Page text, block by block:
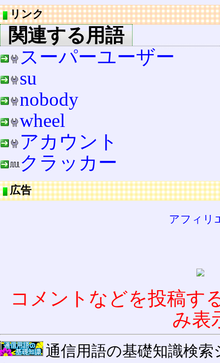
リンク
関連する用語
スーパーユーザー
su
nobody
wheel
アカウント
クラッカー
広告
アフィリ
コメントなどを投稿す
み表
通信用語の基礎知識検索